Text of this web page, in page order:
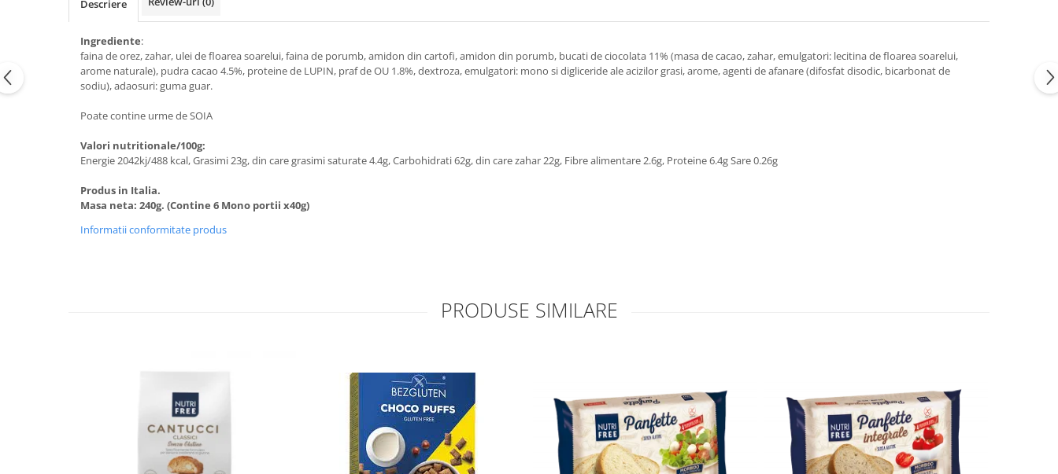
Descriere
Ingrediente:
faina de orez, zahar, ulei de floarea soarelui, faina de porumb, amidon din cartofi, amidon din porumb, bucati de ciocolata 11% (masa de cacao, zahar, emulgatori: lecitina de floarea soarelui,
arome naturale), pudra cacao 4.5%, proteine de LUPIN, praf de OU 1.8%, dextroza, emulgatori: mono si digliceride ale acizilor grasi, arome, agenti de afanare (difosfat disodic, bicarbonat de
sodiu), adaosuri: guma guar.
Poate contine urme de SOIA
Valori nutritionale/100g:
Energie 2042kj/488 kcal, Grasimi 23g, din care grasimi saturate 4.4g, Carbohidrati 62g, din care zahar 22g, Fibre alimentare 2.6g, Proteine 6.4g Sare 0.26g
Produs in Italia.
Masa neta: 240g. (Contine 6 Mono portii x40g)
Informatii conformitate produs
PRODUSE SIMILARE